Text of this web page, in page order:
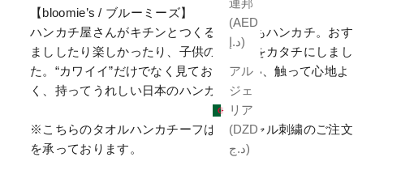
連邦
(AED
د.إ)
アル
ジェ
リア
(DZD
د.ج)
【bloomie’s / ブルーミーズ】
ハンカチ屋さんがキチンとつくる、こどもハンカチ。おす
まししたり楽しかったり、子供のきもちをカタチにしまし
た。“カワイイ”だけでなく見ておもしろい、触って心地よ
く、持ってうれしい日本のハンカチ。
※こちらのタオルハンカチーフはイニシャル刺繍のご注文
を承っております。